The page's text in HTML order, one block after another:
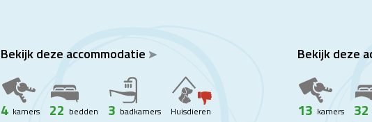
Bekijk deze accommodatie
4 kamers 22 bedden 3 badkamers Huisdieren
Bekijk deze
13 kamers 32